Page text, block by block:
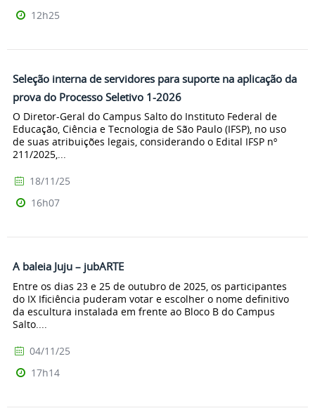
12h25
Seleção interna de servidores para suporte na aplicação da
prova do Processo Seletivo 1-2026
O Diretor-Geral do Campus Salto do Instituto Federal de
Educação, Ciência e Tecnologia de São Paulo (IFSP), no uso
de suas atribuições legais, considerando o Edital IFSP nº
211/2025,...
18/11/25
16h07
A baleia Juju – jubARTE
Entre os dias 23 e 25 de outubro de 2025, os participantes
do IX Ificiência puderam votar e escolher o nome definitivo
da escultura instalada em frente ao Bloco B do Campus
Salto....
04/11/25
17h14